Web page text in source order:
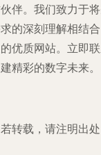
伴。我们致力于
的深刻理解相结
优质网站。立即
精彩的数字未来。
转载，请注明出